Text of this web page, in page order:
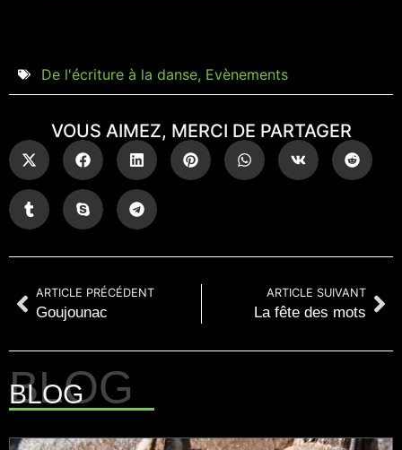
De l'écriture à la danse, Evènements
VOUS AIMEZ, MERCI DE PARTAGER
ARTICLE PRÉCÉDENT
Goujounac
ARTICLE SUIVANT
La fête des mots
BLOG